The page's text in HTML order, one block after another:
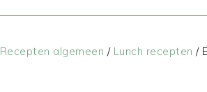
Recepten algemeen / Lunch recepten /